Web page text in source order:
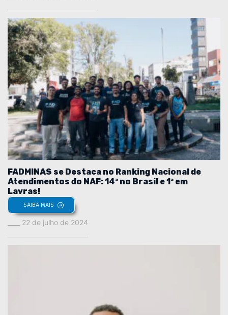
FADMINAS se Destaca no Ranking Nacional de
Atendimentos do NAF: 14ª no Brasil e 1ª em
Lavras!
SAIBA MAIS
22 de julho de 2024